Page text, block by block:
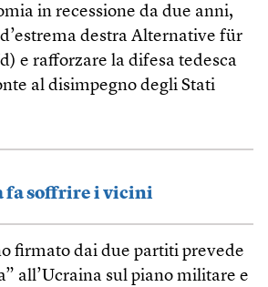
in recessione da due anni,
destra Alternative für
e rafforzare la difesa tedesca
al disimpegno degli Stati
fa soffrire i vicini
firmato dai due partiti prevede
all’Ucraina sul piano militare e